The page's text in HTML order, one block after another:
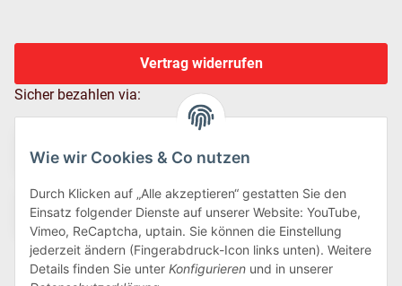
Wie wir Cookies & Co nutzen
Durch Klicken auf „Alle akzeptieren“ gestatten Sie den
Einsatz folgender Dienste auf unserer Website: YouTube,
Vimeo, ReCaptcha, uptain. Sie können die Einstellung
jederzeit ändern (Fingerabdruck-Icon links unten). Weitere
Details finden Sie unter Konfigurieren und in unserer
Vertrag widerrufen
Sicher bezahlen via:
Wir versenden via: